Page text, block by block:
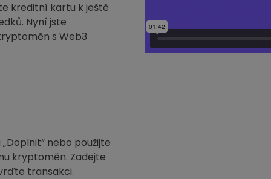
kreditní kartu k ještě
Nyní jste
s Web3
nebo použijte
kryptoměn. Zadejte
transakci.